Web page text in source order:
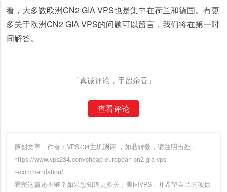
看，大多数欧洲CN2 GIA VPS也是集中在荷兰和德国。有更
多关于欧洲CN2 GIA VPS的问题可以留言，我们将在第一时
间解答。
「真诚评论，手留余香」
查看评论
原创文章，作者：VPS234主机测评 ，如若转载，请注明出处：
https://www.vps234.com/cheap-european-cn2-gia-vps-
recommendation/
看完这篇还不够？如果想知道更多关于美国VPS，并希望自己的项目